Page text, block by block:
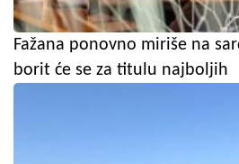
Fažana ponovno miriše na
borit će se za titulu najboljih